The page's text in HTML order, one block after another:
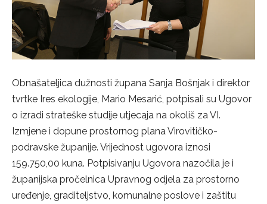
Obnašateljica dužnosti župana Sanja Bošnjak i direktor
tvrtke Ires ekologije, Mario Mesarić, potpisali su Ugovor
o izradi strateške studije utjecaja na okoliš za VI.
Izmjene i dopune prostornog plana Virovitičko-
podravske županije. Vrijednost ugovora iznosi
159.750,00 kuna. Potpisivanju Ugovora nazočila je i
županijska pročelnica Upravnog odjela za prostorno
uređenje, graditeljstvo, komunalne poslove i zaštitu